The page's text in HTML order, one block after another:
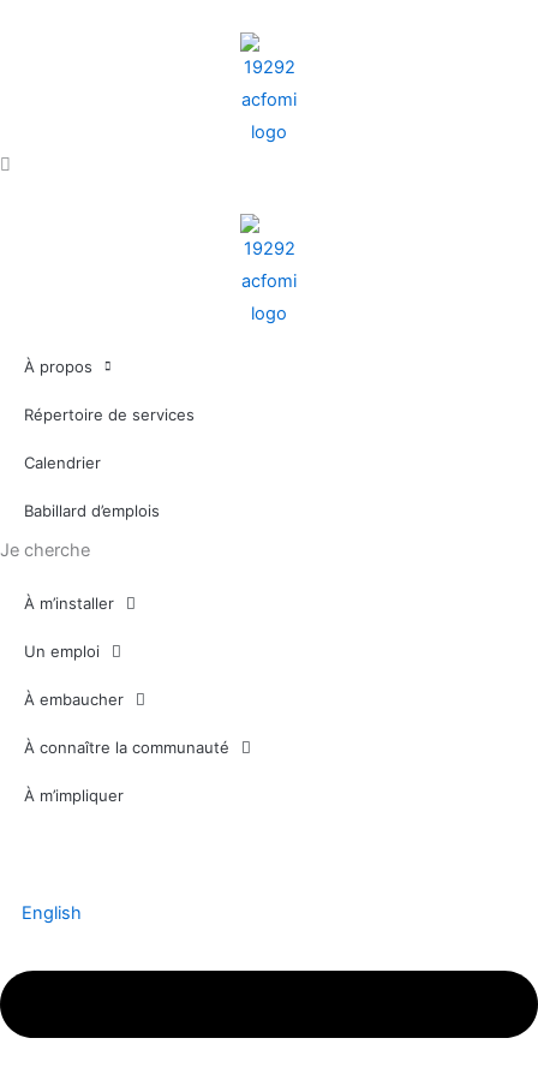
À propos
Répertoire de services
Calendrier
Babillard d’emplois
Je cherche
À m’installer
Un emploi
À embaucher
À connaître la communauté
À m’impliquer
English